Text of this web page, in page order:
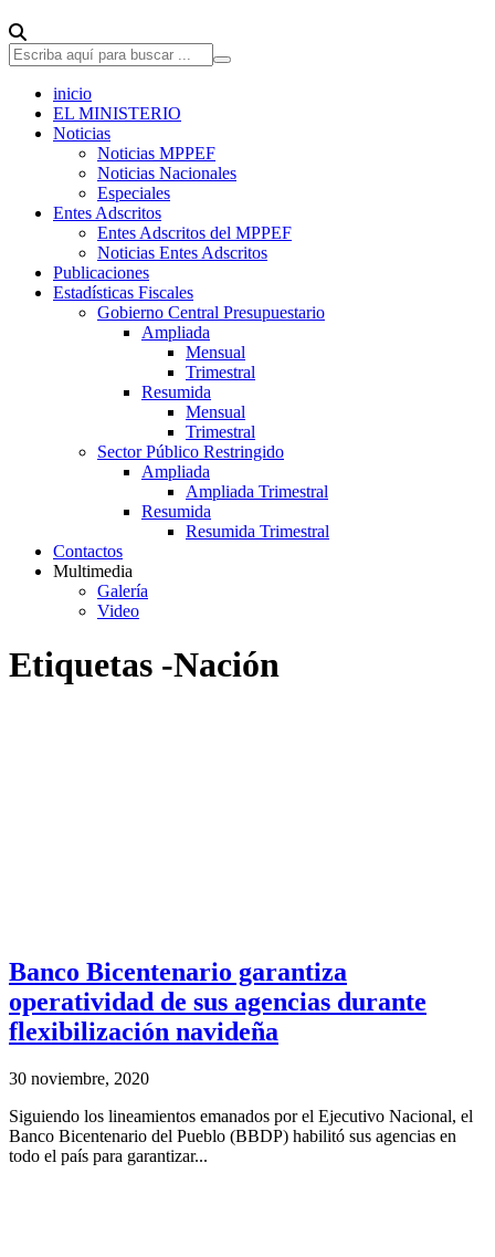
inicio
EL MINISTERIO
Noticias
Noticias MPPEF
Noticias Nacionales
Especiales
Entes Adscritos
Entes Adscritos del MPPEF
Noticias Entes Adscritos
Publicaciones
Estadísticas Fiscales
Gobierno Central Presupuestario
Ampliada
Mensual
Trimestral
Resumida
Mensual
Trimestral
Sector Público Restringido
Ampliada
Ampliada Trimestral
Resumida
Resumida Trimestral
Contactos
Multimedia
Galería
Video
Etiquetas -Nación
Banco Bicentenario garantiza
operatividad de sus agencias durante
flexibilización navideña
30 noviembre, 2020
Siguiendo los lineamientos emanados por el Ejecutivo Nacional, el
Banco Bicentenario del Pueblo (BBDP) habilitó sus agencias en
todo el país para garantizar...